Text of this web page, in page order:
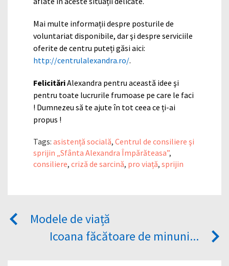
Mai multe informații despre posturile de
voluntariat disponibile, dar şi despre serviciile
oferite de centru puteți găsi aici:
http://centrulalexandra.ro/.
FelicităriAlexandra pentru această idee şi
pentru toate lucrurile frumoase pe care le faci
! Dumnezeu să te ajute în tot ceea ce ți-ai
propus !
Tags: asistență socială, Centrul de consiliere şi
sprijin „Sfânta Alexandra Împărăteasa”,
consiliere, criză de sarcină, pro viață, sprijin
Modele de viață
Icoana făcătoare de minuni...